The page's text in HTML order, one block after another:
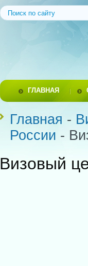
ГЛАВНАЯ
Главная -
России -
Визовый